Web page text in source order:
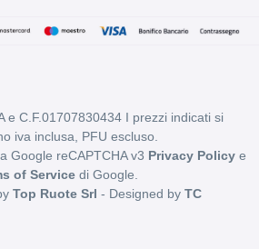
e C.F.01707830434 I prezzi indicati si
iva inclusa, PFU escluso.
Google reCAPTCHA v3 Privacy Policy e
of Service di Google.
Top Ruote Srl - Designed by TC